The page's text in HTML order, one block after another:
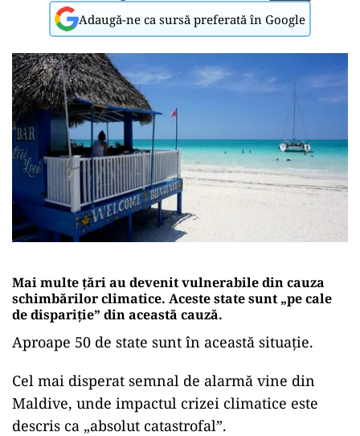
Adaugă-ne ca sursă preferată în Google
Mai multe țări au devenit vulnerabile din cauza
schimbărilor climatice. Aceste state sunt „pe cale
de dispariție” din această cauză.
Aproape 50 de state sunt în această situație.
Cel mai disperat semnal de alarmă vine din
Maldive, unde impactul crizei climatice este
descris ca „absolut catastrofal”.